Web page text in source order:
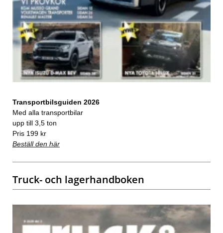
Transportbilsguiden 2026
Med alla transportbilar
upp till 3,5 ton
Pris 199 kr
Beställ den här
Truck- och lagerhandboken